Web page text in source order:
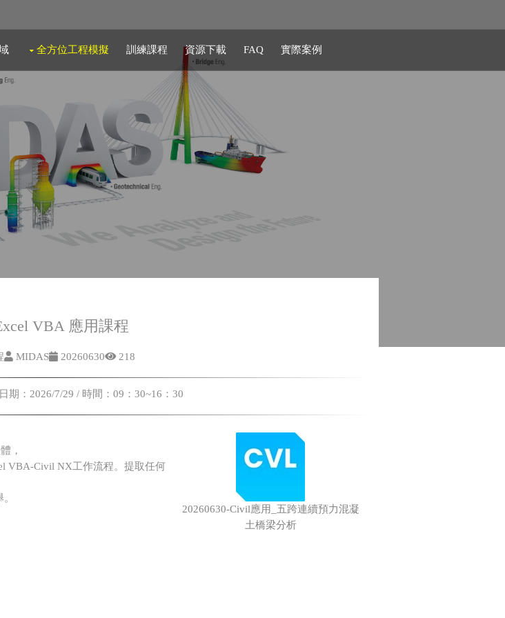
全方位工程模擬 訓練課程 資源下載 FAQ 實際案例
VBA 應用課程
MIDAS 20260630 218
期：2026/7/29 / 時間：09：30~16：30
，
VBA-Civil NX工作流程。提取任何
20260630-Civil應用_五跨連續預力混凝
土橋梁分析